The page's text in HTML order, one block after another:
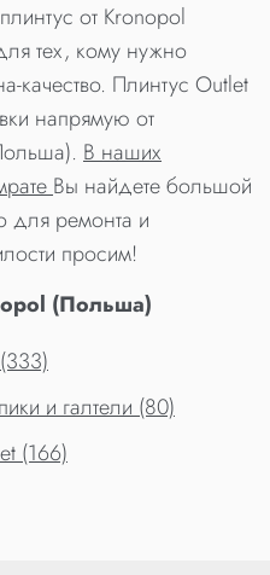
от Kronopol
тех, кому нужно
качество. Плинтус Outlet
напрямую от
В наших
Вы найдете большой
для ремонта и
просим!
(Польша)
и галтели (80)
(166)